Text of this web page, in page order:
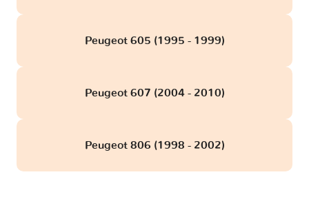
Peugeot 605 (1995 - 1999)
Peugeot 607 (2004 - 2010)
Peugeot 806 (1998 - 2002)